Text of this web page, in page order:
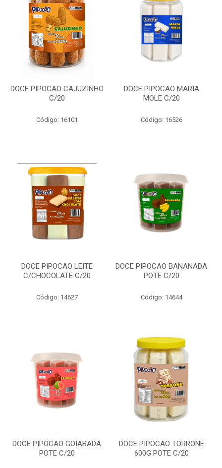
DOCE PIPOCAO CAJUZINHO
C/20
Código: 16101
DOCE PIPOCAO MARIA
MOLE C/20
Código: 16526
DOCE PIPOCAO LEITE
C/CHOCOLATE C/20
Código: 14627
DOCE PIPOCAO BANANADA
POTE C/20
Código: 14644
DOCE PIPOCAO GOIABADA
POTE C/20
DOCE PIPOCAO TORRONE
600G POTE C/20